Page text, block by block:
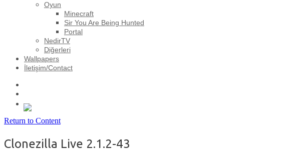
Oyun
Minecraft
Sir You Are Being Hunted
Portal
NedirTV
Diğerleri
Wallpapers
İletişim/Contact
Return to Content
Clonezilla Live 2.1.2-43